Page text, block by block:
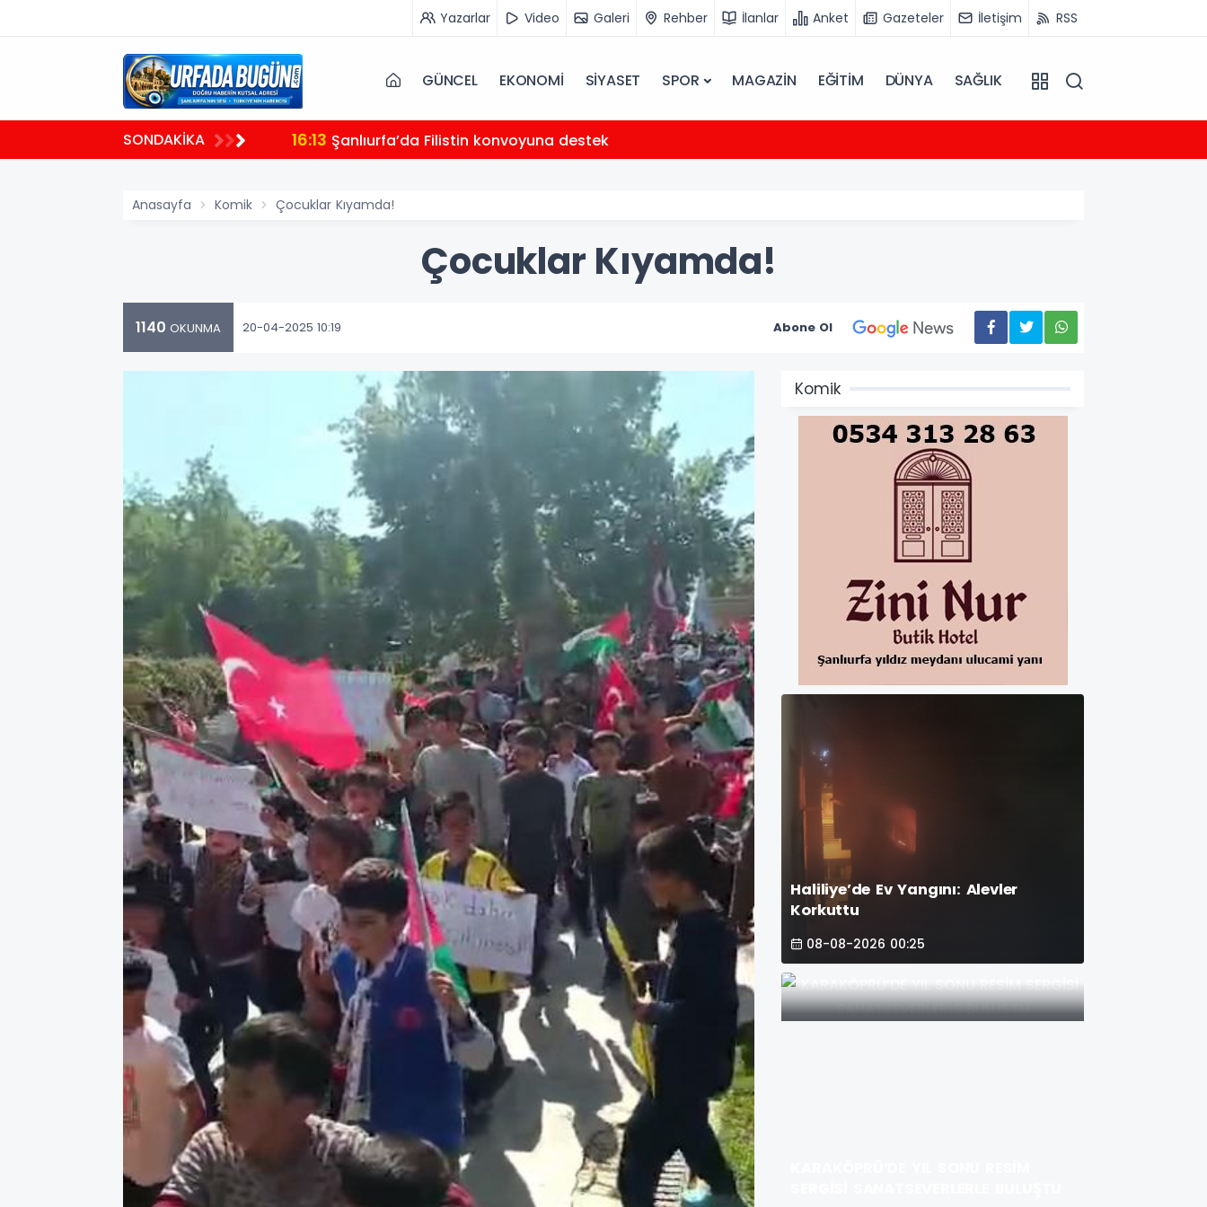
Yazarlar Video Galeri Rehber İlanlar Anket Gazeteler İletişim RSS
GÜNCEL EKONOMİ SİYASET SPOR MAGAZİN EĞİTİM DÜNYA SAĞLIK
SONDAKİKA 16:13 Şanlıurfa’da Filistin konvoyuna destek
Anasayfa Komik Çocuklar Kıyamda!
Çocuklar Kıyamda!
1140 OKUNMA 20-04-2025 10:19 Abone Ol
Komik
Haliliye’de Ev Yangını: Alevler
Korkuttu
08-08-2026 00:25